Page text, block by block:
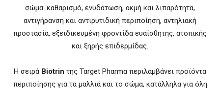
σώμα: καθαρισμό, ενυδάτωση, ακμή και λιπαρότητα,
αντιγήρανση και αντιρυτιδική περιποίηση, αντηλιακή
προστασία, εξειδικευμένη φροντίδα ευαίσθητης, ατοπικής
και ξηρής επιδερμίδας.
Η σειρά Βiotrin της Ταrget Phαrmα περιλαμβάνει προϊόντα
περιποίησης για τα μαλλιά και το σώμα, κατάλληλα για όλη